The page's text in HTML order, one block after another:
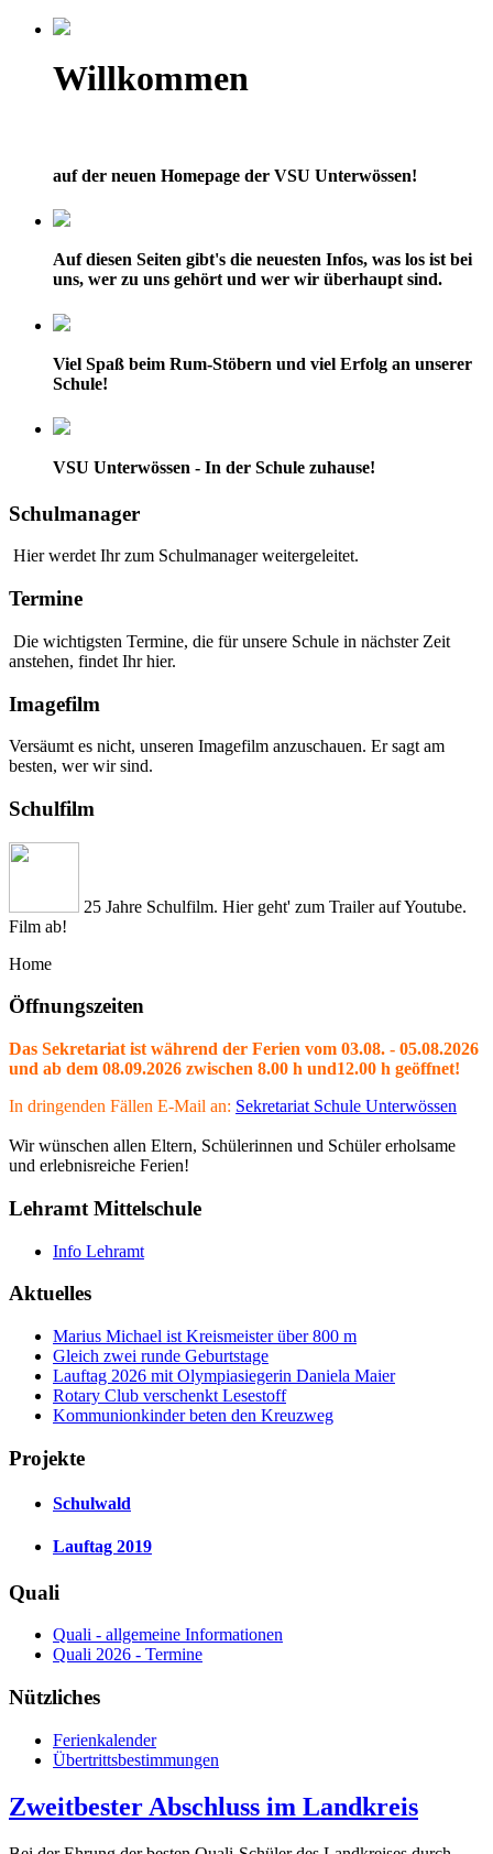
Willkommen
auf der neuen Homepage der VSU Unterwössen!
Auf diesen Seiten gibt's die neuesten Infos, was los ist bei
uns, wer zu uns gehört und wer wir überhaupt sind.
Viel Spaß beim Rum-Stöbern und viel Erfolg an unserer
Schule!
VSU Unterwössen - In der Schule zuhause!
Schulmanager
Hier werdet Ihr zum Schulmanager weitergeleitet.
Termine
Die wichtigsten Termine, die für unsere Schule in nächster Zeit
anstehen, findet Ihr hier.
Imagefilm
Versäumt es nicht, unseren Imagefilm anzuschauen. Er sagt am
besten, wer wir sind.
Schulfilm
25 Jahre Schulfilm. Hier geht' zum Trailer auf Youtube.
Film ab!
Home
Öffnungszeiten
Das Sekretariat ist während der Ferien vom 03.08. - 05.08.2026
und ab dem 08.09.2026 zwischen 8.00 h und12.00 h geöffnet!
In dringenden Fällen E-Mail an: Sekretariat Schule Unterwössen
Wir wünschen allen Eltern, Schülerinnen und Schüler erholsame
und erlebnisreiche Ferien!
Lehramt Mittelschule
Info Lehramt
Aktuelles
Marius Michael ist Kreismeister über 800 m
Gleich zwei runde Geburtstage
Lauftag 2026 mit Olympiasiegerin Daniela Maier
Rotary Club verschenkt Lesestoff
Kommunionkinder beten den Kreuzweg
Projekte
Schulwald
Lauftag 2019
Quali
Quali - allgemeine Informationen
Quali 2026 - Termine
Nützliches
Ferienkalender
Übertrittsbestimmungen
Zweitbester Abschluss im Landkreis